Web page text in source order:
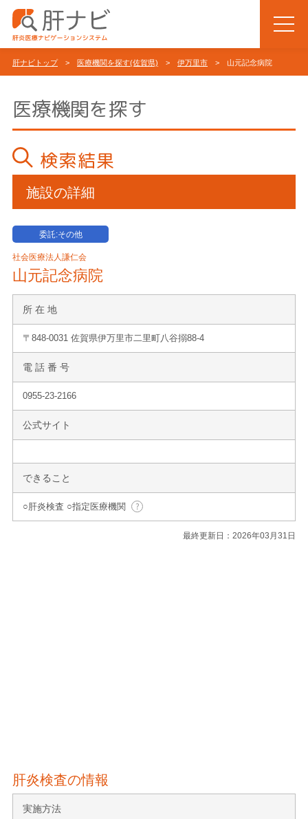
肝ナビトップ> 医療機関を探す(佐賀県) > 伊万里市 > 山元記念病院
医療機関を探す
検索結果
施設の詳細
委託:その他
社会医療法人謙仁会
山元記念病院
所 在 地
〒848-0031 佐賀県伊万里市二里町八谷搦88-4
電 話 番 号
0955-23-2166
公式サイト
できること
○肝炎検査 ○指定医療機関
最終更新日：2026年03月31日
肝炎検査の情報
実施方法